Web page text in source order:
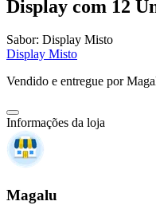
Display com 12
Sabor: Display Misto
Display Misto
Vendido e entregue por
Informações da loja
Magalu